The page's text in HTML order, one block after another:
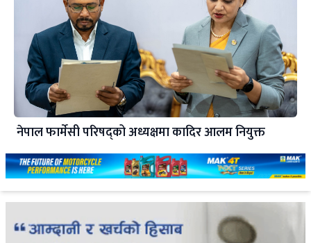
नेपाल फार्मेसी परिषद्को अध्यक्षमा कादिर आलम नियुक्त